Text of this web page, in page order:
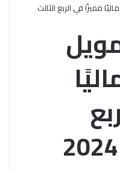
مميزًا في الربع الثالث